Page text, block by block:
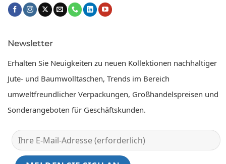
Newsletter
Erhalten Sie Neuigkeiten zu neuen Kollektionen nachhaltiger
Jute- und Baumwolltaschen, Trends im Bereich
umweltfreundlicher Verpackungen, Großhandelspreisen und
Sonderangeboten für Geschäftskunden.